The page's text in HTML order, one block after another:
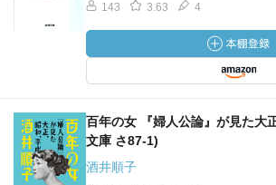
143 3.63 4
百年の女 『婦人公論』が見た大
文庫 さ87-1)
酒井順子